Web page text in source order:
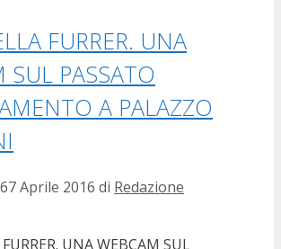
FURRER. UNA
SUL PASSATO
A PALAZZO
7 Aprile 2016 di Redazione
UNA WEBCAM SUL